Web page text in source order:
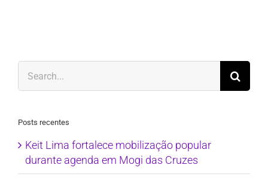
for:
Posts recentes
Keit Lima fortalece mobilização popular
durante agenda em Mogi das Cruzes